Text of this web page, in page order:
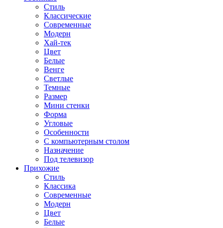
Стиль
Классические
Современные
Модерн
Хай-тек
Цвет
Белые
Венге
Светлые
Темные
Размер
Мини стенки
Форма
Угловые
Особенности
С компьютерным столом
Назначение
Под телевизор
Прихожие
Стиль
Классика
Современные
Модерн
Цвет
Белые